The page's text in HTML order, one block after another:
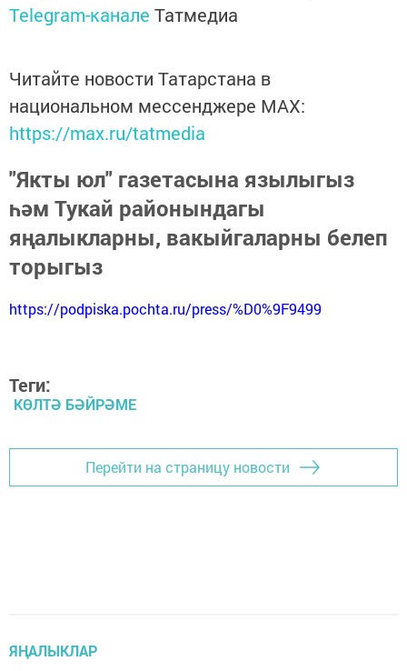
Telegram-канале Татмедиа
Читайте новости Татарстана в
национальном мессенджере MАХ:
https://max.ru/tatmedia
"Якты юл" газетасына язылыгыз
һәм Тукай районындагы
яңалыкларны, вакыйгаларны белеп
торыгыз
https://podpiska.pochta.ru/press/%D0%9F9499
Теги:
КӨЛТӘ БӘЙРӘМЕ
Перейти на страницу новости
ЯҢАЛЫКЛАР